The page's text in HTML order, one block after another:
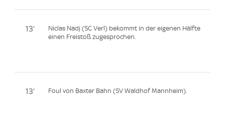
13'
Niclas Nadj (SC Verl) bekommt in der eigenen Hälfte
einen Freistoß zugesprochen.
13' Foul von Baxter Bahn (SV Waldhof Mannheim).